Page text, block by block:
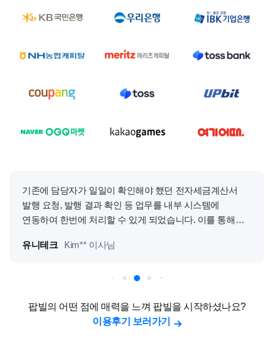
기존에 담당자가 일일이 확인해야 했던 전자세금계산서
발행 요청, 발행 결과 확인 등 업무를 내부 시스템에
연동하여 한번에 처리할 수 있게 되었습니다. 이를 통해
대한 부담도 눈에 띄게 줄어들었습니다.
유니테크 Kim** 이사님
팝빌의 어떤 점에 매력을 느껴 팝빌을 시작하셨나요?
이용후기 보러가기